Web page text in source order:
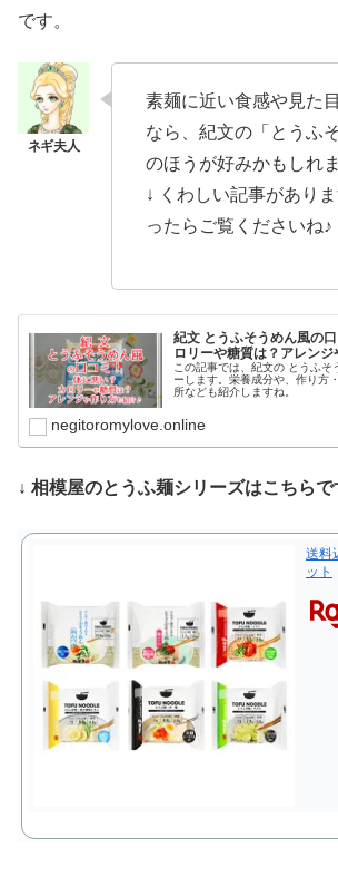
です。
素麺に近い食感や見た
なら、紀文の「とうふ
のほうが好みかもしれま
↓ くわしい記事があり
ったらご覧くださいね♪
紀文 とうふそうめん風の
ロリーや糖質は？アレンジ
この記事では、紀文の とうふそ
ーします。栄養成分や、作り方
所なども紹介しますね。
negitoromylove.online
↓ 相模屋のとうふ麺シリーズはこちらで
送料
ット